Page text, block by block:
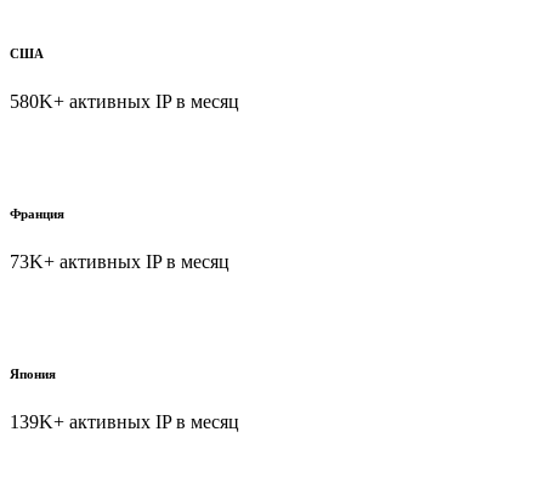
США
580K+ активных IP в месяц
Франция
73K+ активных IP в месяц
Япония
139K+ активных IP в месяц